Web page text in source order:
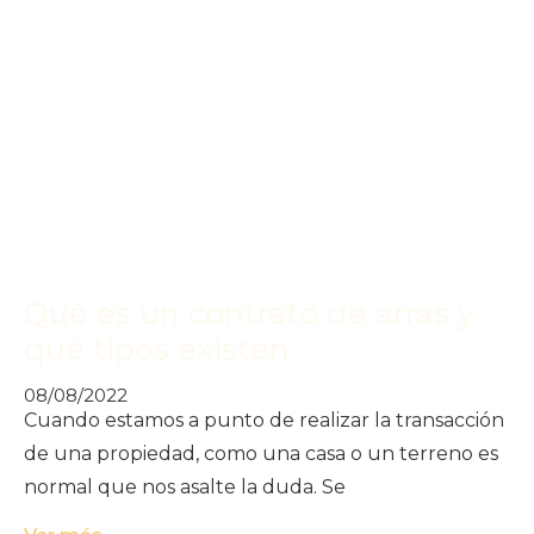
08/08/2022
Cuando estamos a punto de realizar la transacción
de una propiedad, como una casa o un terreno es
normal que nos asalte la duda. Se